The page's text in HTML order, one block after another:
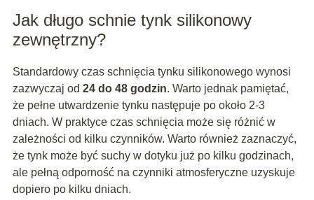
Jak długo schnie tynk silikonowy
zewnętrzny?
Standardowy czas schnięcia tynku silikonowego wynosi
zazwyczaj od 24 do 48 godzin. Warto jednak pamiętać,
że pełne utwardzenie tynku następuje po około 2-3
dniach. W praktyce czas schnięcia może się różnić w
zależności od kilku czynników. Warto również zaznaczyć,
że tynk może być suchy w dotyku już po kilku godzinach,
ale pełną odporność na czynniki atmosferyczne uzyskuje
dopiero po kilku dniach.